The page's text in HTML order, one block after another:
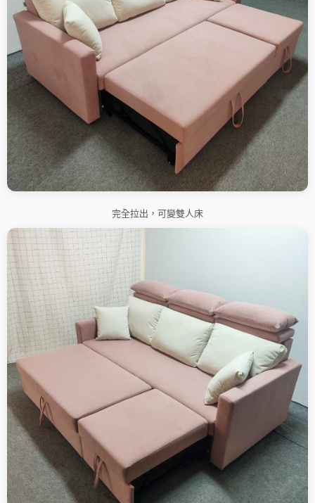
完全拉出，可變雙人床